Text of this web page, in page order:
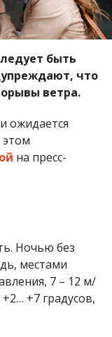
быть
что
ветра.
ожидается
этом
на пресс-
Ночью без
местами
7 – 12 м/
+7 градусов,